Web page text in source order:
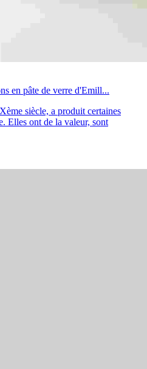
en pâte de verre d'Emill...
siècle, a produit certaines
Elles ont de la valeur, sont